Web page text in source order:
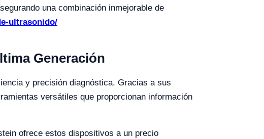
una combinación inmejorable de
ultrasonido/
Generación
y precisión diagnóstica. Gracias a sus
versátiles que proporcionan información
ofrece estos dispositivos a un precio